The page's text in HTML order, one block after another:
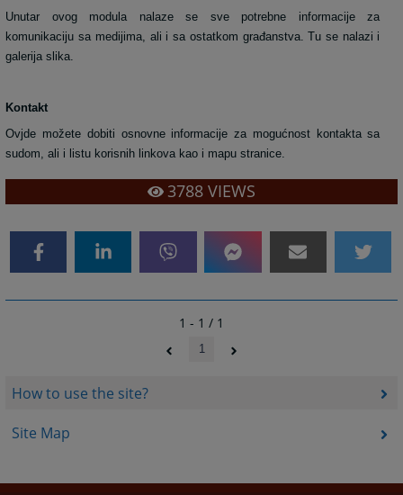
How to use the site?
Site Map
Unutar ovog modula nalaze se sve potrebne informacije za
komunikaciju sa medijima, ali i sa ostatkom građanstva. Tu se nalazi i
galerija slika.
Kontakt
Ovjde možete dobiti osnovne informacije za mogućnost kontakta sa
sudom, ali i listu korisnih linkova kao i mapu stranice.
3788 VIEWS
1 - 1 / 1
1